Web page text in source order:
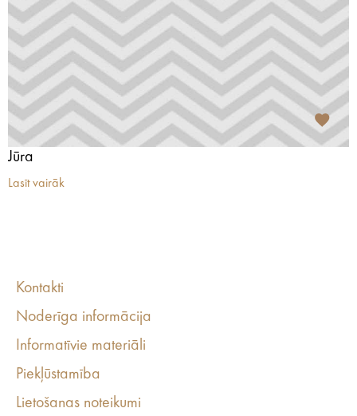
Jūra
Lasīt vairāk
Kontakti
Noderīga informācija
Informatīvie materiāli
Piekļūstamība
Lietošanas noteikumi